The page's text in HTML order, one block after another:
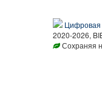
Цифровая
2020-2026,
Сохраняя